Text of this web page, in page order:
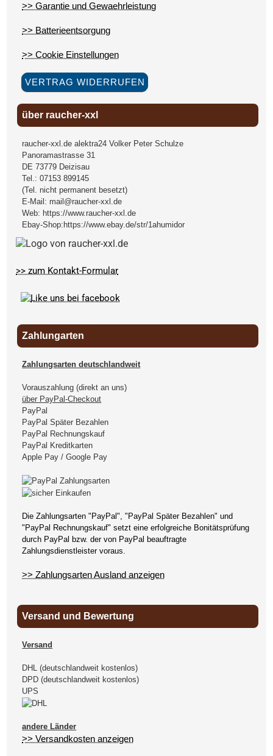
>> Garantie und Gewaehrleistung
>> Batterieentsorgung
>> Cookie Einstellungen
VERTRAG WIDERRUFEN
über raucher-xxl
raucher-xxl.de alektra24 Volker Peter Schulze
Panoramastrasse 31
DE 73779 Deizisau
Tel.:07153 899145
(Tel. nicht permanent besetzt)
E-Mail: mail@raucher-xxl.de
Web: https://www.raucher-xxl.de
Ebay-Shop: https://www.ebay.de/str/1ahumidor
>> zum Kontakt-Formular
Zahlungarten
Zahlungsarten deutschlandweit
Vorauszahlung (direkt an uns)
über PayPal-Checkout
PayPal
PayPal Später Bezahlen
PayPal Rechnungskauf
PayPal Kreditkarten
Apple Pay / Google Pay
Die Zahlungsarten "PayPal", "PayPal Später Bezahlen" und
"PayPal Rechnungskauf" setzt eine erfolgreiche Bonitätsprüfung
durch PayPal bzw. der von PayPal beauftragte
Zahlungsdienstleister voraus.
>> Zahlungsarten Ausland anzeigen
Versand und Bewertung
Versand
DHL (deutschlandweit kostenlos)
DPD (deutschlandweit kostenlos)
UPS
andere Länder
>> Versandkosten anzeigen